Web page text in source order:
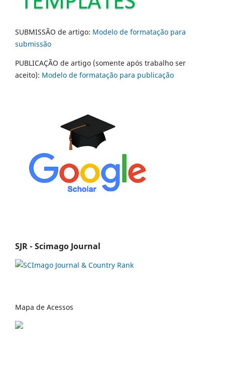
SUBMISSÃO de artigo: Modelo de formatação para
submissão
PUBLICAÇÃO de artigo (somente após trabalho ser
aceito): Modelo de formatação para publicação
SJR - Scimago Journal
Mapa de Acessos